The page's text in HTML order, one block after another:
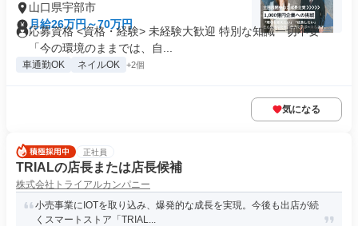
山口県宇部市
月給26万円～70万円
応募資格 <資格・経験> 未経験大歓迎 特別な知識一切不要
「今の環境のままでは、自...
車通勤OK ネイルOK +2個
気になる
正社員
TRIALの店長または店長候補
株式会社トライアルカンパニー
小売事業にIOTを取り込み、爆発的な成長を実現。今後も出店が続
くスマートストア「TRIAL...